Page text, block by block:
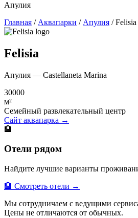
Апулия
Главная / Аквапарки / Апулия / Felisia
Felisia
Апулия — Castellaneta Marina
30000
м²
Семейный развлекательный центр
Сайт аквапарка →
🏨
Отели рядом
Найдите лучшие варианты
🏨 Смотреть отели →
Мы сотрудничаем с ведущими
Цены не отличаются от обычных.